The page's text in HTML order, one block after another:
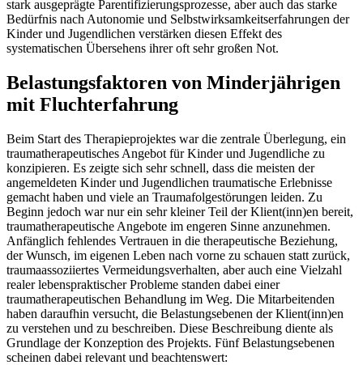
stark ausgeprägte Parentifizierungsprozesse, aber auch das starke
Bedürfnis nach Autonomie und Selbstwirksamkeitserfahrungen der
Kinder und Jugendlichen verstärken diesen Effekt des
systematischen Übersehens ihrer oft sehr großen Not.
Belastungsfaktoren von Minderjährigen
mit Fluchterfahrung
Beim Start des Therapieprojektes war die zentrale Überlegung, ein
traumatherapeutisches Angebot für Kinder und Jugendliche zu
konzipieren. Es zeigte sich sehr schnell, dass die meisten der
angemeldeten Kinder und Jugendlichen traumatische Erlebnisse
gemacht haben und viele an Traumafolgestörungen leiden. Zu
Beginn jedoch war nur ein sehr kleiner Teil der Klient(inn)en bereit,
traumatherapeutische Angebote im engeren Sinne anzunehmen.
Anfänglich fehlendes Vertrauen in die therapeutische Beziehung,
der Wunsch, im eigenen Leben nach vorne zu schauen statt zurück,
traumaassoziiertes Vermeidungsverhalten, aber auch eine Vielzahl
realer lebenspraktischer Probleme standen dabei einer
traumatherapeutischen Behandlung im Weg. Die Mitarbeitenden
haben daraufhin versucht, die Belastungsebenen der Klient(inn)en
zu verstehen und zu beschreiben. Diese Beschreibung diente als
Grundlage der Konzeption des Projekts. Fünf Belastungsebenen
scheinen dabei relevant und beachtenswert: